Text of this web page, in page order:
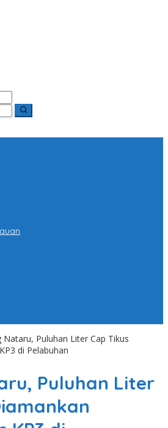
Nataru, Puluhan Liter Cap Tikus
di Pelabuhan
Puluhan Liter